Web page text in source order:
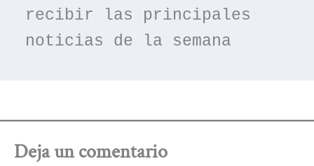
recibir las principales
noticias de la semana
Deja un comentario